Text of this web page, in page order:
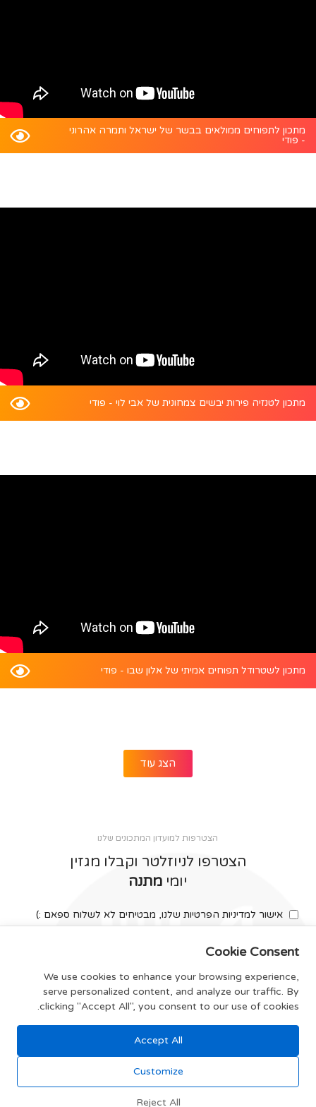
מתכון לתפוחים ממולאים בבשר של ישראל ותמרה אהרוני
- פודי
מתכון לטנזיה פירות יבשים צמחונית של אבי לוי - פודי
מתכון לשטרודל תפוחים אמיתי של אלון שבו - פודי
הצג עוד
הצטרפות למועדון המתכונים שלנו
הצטרפו לניוזלטר וקבלו מגזין
יומי מתנה
אישור למדיניות הפרטיות שלנו, מבטיחים לא לשלוח ספאם :)
צרפו אותי
תקנון האתר
Cookie Consent
We use cookies to enhance your browsing experience,
serve personalized content, and analyze our traffic. By
clicking "Accept All", you consent to our use of cookies.
Accept All
Customize
Reject All